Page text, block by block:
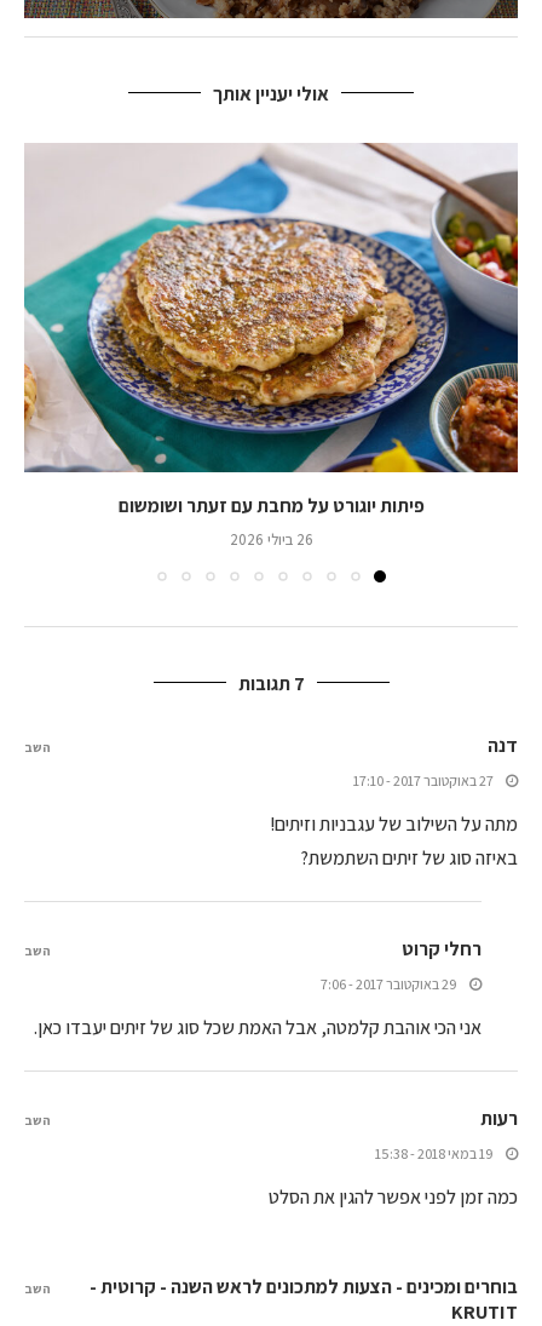
אולי יעניין אותך
פיתות יוגורט על מחבת עם זעתר ושומשום
26 ביולי 2026
7 תגובות
דנה
27 באוקטובר 2017 - 17:10
מתה על השילוב של עגבניות וזיתים!
באיזה סוג של זיתים השתמשת?
השב
רחלי קרוט
29 באוקטובר 2017 - 7:06
אני הכי אוהבת קלמטה, אבל האמת שכל סוג של זיתים יעבדו כאן.
השב
רעות
19 במאי 2018 - 15:38
כמה זמן לפני אפשר להגין את הסלט
השב
בוחרים ומכינים - הצעות למתכונים לראש השנה - קרוטית -
KRUTIT
השב